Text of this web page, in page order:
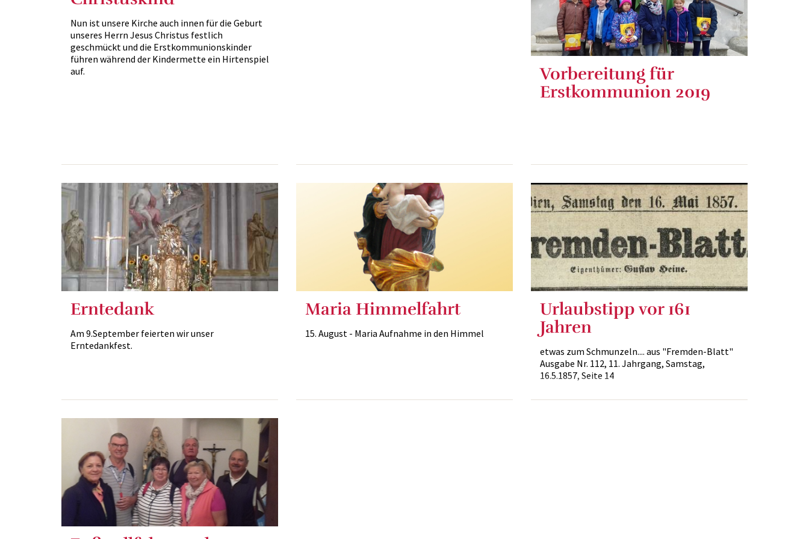
2008
2007
Nun ist unsere Kirche auch innen für die Geburt
unseres Herrn Jesus Christus festlich
geschmückt und die Erstkommunionskinder
führen während der Kindermette ein Hirtenspiel
auf.
Vorbereitung für
Erstkommunion 2019
Erntedank
Am 9.September feierten wir unser
Erntedankfest.
Maria Himmelfahrt
15. August - Maria Aufnahme in den Himmel
Urlaubstipp vor 161
Jahren
etwas zum Schmunzeln.... aus "Fremden-Blatt"
Ausgabe Nr. 112, 11. Jahrgang, Samstag,
16.5.1857, Seite 14